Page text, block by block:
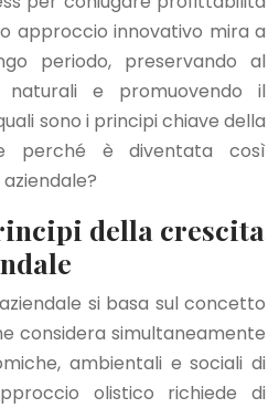
approccio innovativo mira a
periodo, preservando al
e promuovendo il
sono i principi chiave della
perché è diventata così
della crescita
si basa sul concetto
considera simultaneamente
ambientali e sociali di
olistico richiede di